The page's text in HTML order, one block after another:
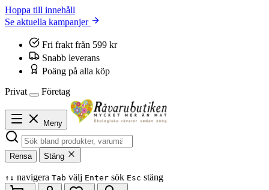
Hoppa till innehåll
Se aktuella kampanjer
Fri frakt från 599 kr
Snabb leverans
Poäng på alla köp
Privat
Företag
Meny
Rensa Stäng
↑ ↓ navigera Tab välj Enter sök Esc stäng